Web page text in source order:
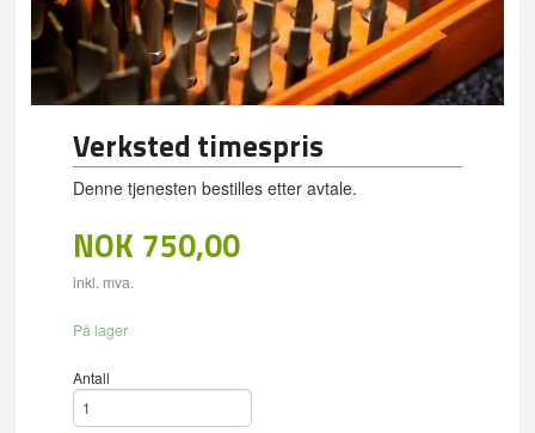
Verksted timespris
Denne tjenesten bestilles etter avtale.
NOK 750,00
inkl. mva.
På lager
Antall